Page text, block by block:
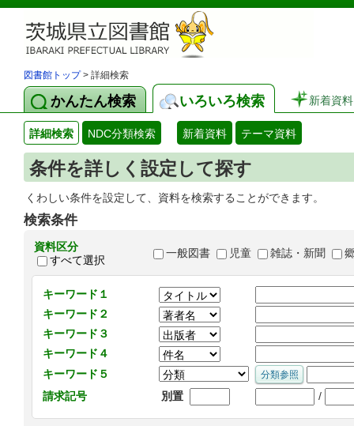
図書館トップ> 詳細検索
かんたん検索 いろいろ検索 新着資料
詳細検索 NDC分類検索 新着資料 テーマ資料
条件を詳しく設定して探す
くわしい条件を設定して、資料を検索することができます。
検索条件
資料区分
すべて選択
一般図書 児童 雑誌・新聞
キーワード１
キーワード２
キーワード３
キーワード４
キーワード５
請求記号
別置 /